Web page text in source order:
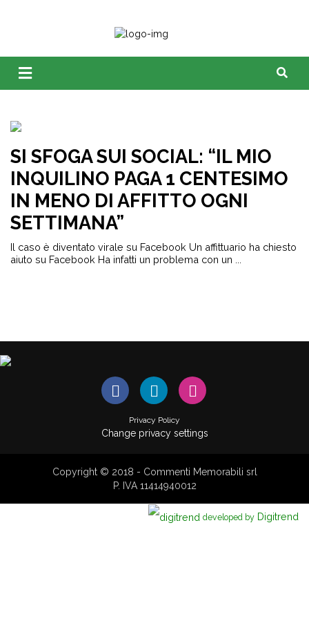
SI SFOGA SUI SOCIAL: “IL MIO
INQUILINO PAGA 1 CENTESIMO
IN MENO DI AFFITTO OGNI
SETTIMANA”
Il caso è diventato virale su Facebook Un affittuario ha chiesto
aiuto su Facebook Ha infatti un problema con un ...
Privacy Policy
Change privacy settings
Copyright © 2018 - Commenti Memorabili srl
P. IVA 11414940012
developed by Digitrend